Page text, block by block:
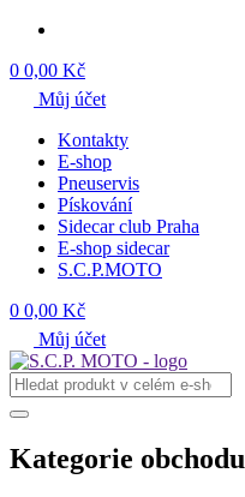
0 0,00 Kč
Můj účet
Kontakty
E-shop
Pneuservis
Pískování
Sidecar club Praha
E-shop sidecar
S.C.P.MOTO
0 0,00 Kč
Můj účet
Kategorie obchodu